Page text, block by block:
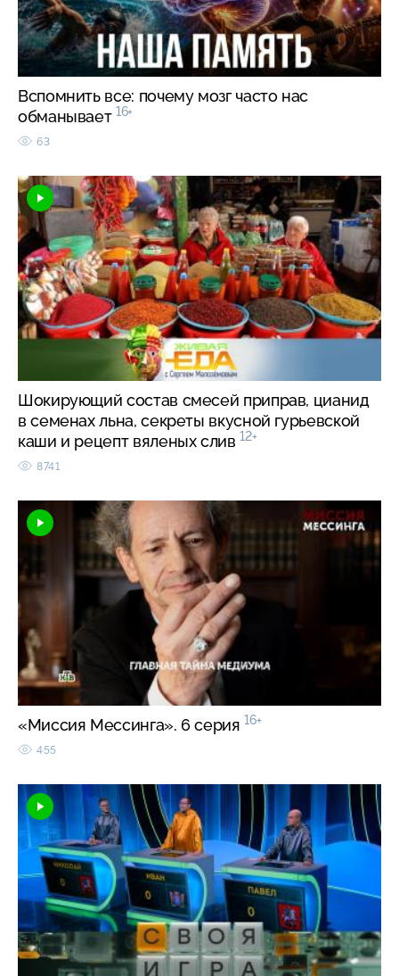
Вспомнить все: почему мозг часто нас
обманывает 16+
63
Шокирующий состав смесей приправ, цианид
в семенах льна, секреты вкусной гурьевской
каши и рецепт вяленых слив 12+
8741
«Миссия Мессинга». 6 серия 16+
455